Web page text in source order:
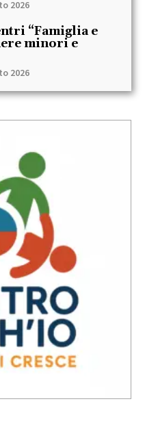
2026
“Famiglia e
minori e
2026